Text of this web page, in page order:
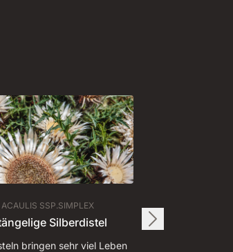
SSP.SIMPLEX
Silberdistel
bringen sehr viel Leben